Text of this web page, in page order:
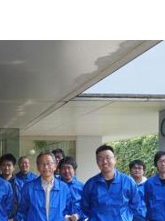
六ヶ所フュージョン
NanoTerasuセンター
QST革新プロジェク
本部